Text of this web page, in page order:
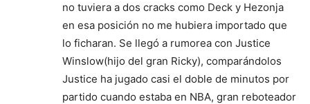
no tuviera a dos cracks como Deck y Hezonja
en esa posición no me hubiera importado que
lo ficharan. Se llegó a rumorea con Justice
Winslow(hijo del gran Ricky), comparándolos
Justice ha jugado casi el doble de minutos por
partido cuando estaba en NBA, gran reboteador